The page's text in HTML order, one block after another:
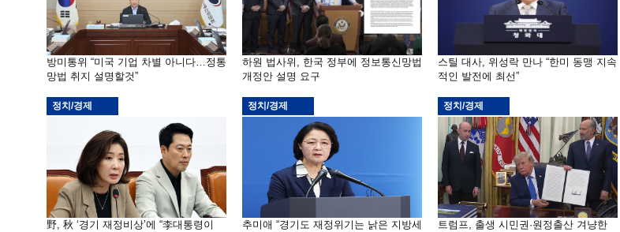
방미통위 “미국 기업 차별 아니다…정통
망법 취지 설명할것”
하원 법사위, 한국 정부에 정보통신망법
개정안 설명 요구
스틸 대사, 위성락 만나 “한미 동맹 지속
적인 발전에 최선”
정치/경제
野, 秋 ‘경기 재정비상’에 “李대통령이
정치/경제
추미애 “경기도 재정위기는 낡은 지방세
정치/경제
트럼프, 출생 시민권·원정출산 겨냥한